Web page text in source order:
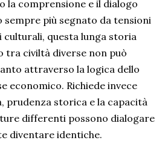
la comprensione e il dialogo
sempre più segnato da tensioni
questa lunga storia
tra civiltà diverse non può
attraverso la logica dello
economico. Richiede invece
prudenza storica e la capacità
differenti possono dialogare
diventare identiche.